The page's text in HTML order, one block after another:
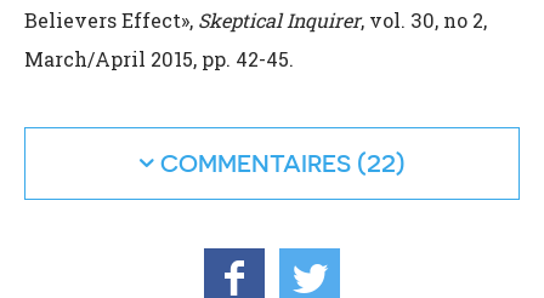
Believers Effect», Skeptical Inquirer, vol. 30, no 2,
March/April 2015, pp. 42-45.
COMMENTAIRES